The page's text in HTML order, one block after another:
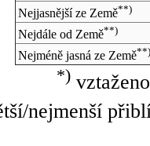
Nejjasnější ze Země**)
Nejdále od Země**)
Nejméně jasná ze Země**)
*)
nejmenší